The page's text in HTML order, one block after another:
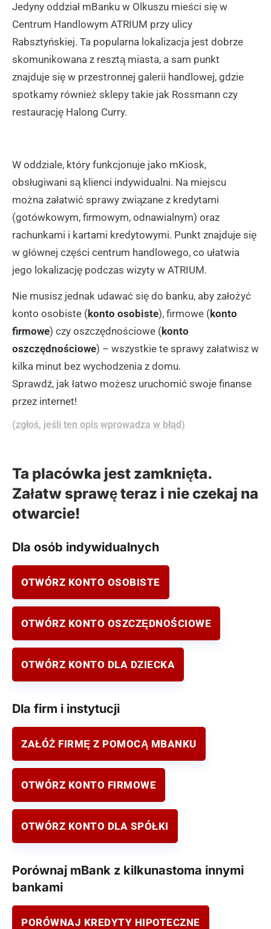
Jedyny oddział mBanku w Olkuszu mieści się w
Centrum Handlowym ATRIUM przy ulicy
Rabsztyńskiej. Ta popularna lokalizacja jest dobrze
skomunikowana z resztą miasta, a sam punkt
znajduje się w przestronnej galerii handlowej, gdzie
spotkamy również sklepy takie jak Rossmann czy
restaurację Halong Curry.
W oddziale, który funkcjonuje jako mKiosk,
obsługiwani są klienci indywidualni. Na miejscu
można załatwić sprawy związane z kredytami
(gotówkowym, firmowym, odnawialnym) oraz
rachunkami i kartami kredytowymi. Punkt znajduje się
w głównej części centrum handlowego, co ułatwia
jego lokalizację podczas wizyty w ATRIUM.
Nie musisz jednak udawać się do banku, aby założyć
konto osobiste (konto osobiste), firmowe (konto
firmowe) czy oszczędnościowe (konto
oszczędnościowe) – wszystkie te sprawy załatwisz w
kilka minut bez wychodzenia z domu.
Sprawdź, jak łatwo możesz uruchomić swoje finanse
przez internet!
(zgłoś, jeśli ten opis wprowadza w błąd)
Ta placówka jest zamknięta.
Załatw sprawę teraz i nie czekaj na
otwarcie!
Dla osób indywidualnych
OTWÓRZ KONTO OSOBISTE
OTWÓRZ KONTO OSZCZĘDNOŚCIOWE
OTWÓRZ KONTO DLA DZIECKA
Dla firm i instytucji
ZAŁÓŻ FIRMĘ Z POMOCĄ MBANKU
OTWÓRZ KONTO FIRMOWE
OTWÓRZ KONTO DLA SPÓŁKI
Porównaj mBank z kilkunastoma innymi
bankami
PORÓWNAJ KREDYTY HIPOTECZNE